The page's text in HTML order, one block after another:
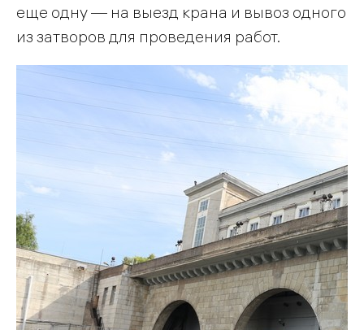
еще одну — на выезд крана и вывоз одного
из затворов для проведения работ.